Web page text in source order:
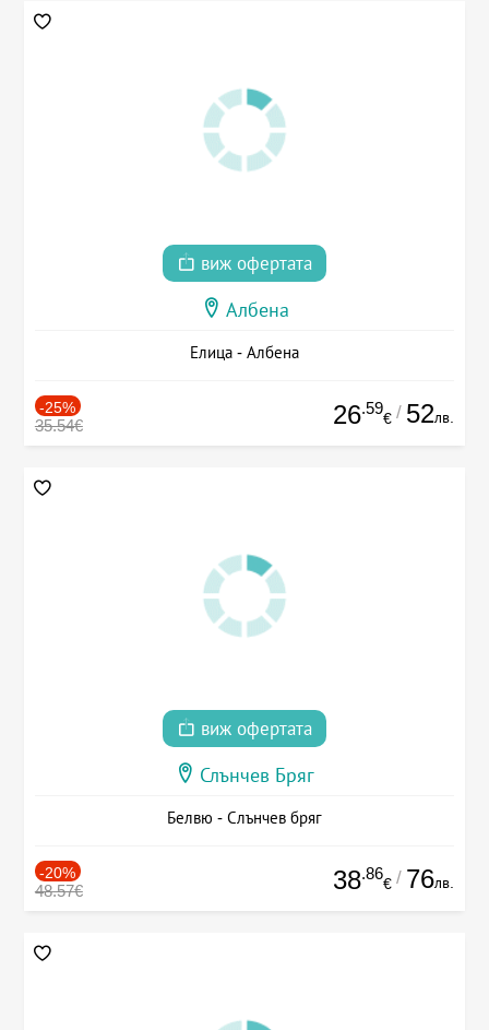
виж офертата
Албена
Елица - Албена
-25%
35.54€ 26.59
€ / 52лв.
виж офертата
Слънчев Бряг
Белвю - Слънчев бряг
-20%
48.57€ 38.86
€ / 76лв.